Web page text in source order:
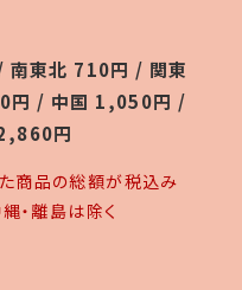
東北 710円 / 関東
円 / 中国 1,050円 /
円
商品の総額が税込み
離島は除く